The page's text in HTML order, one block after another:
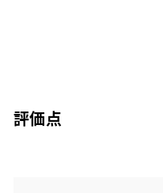
評価点